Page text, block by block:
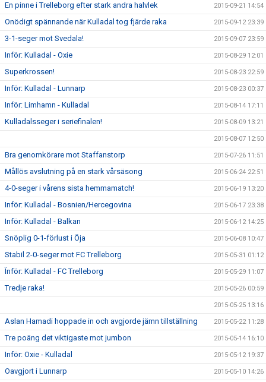
En pinne i Trelleborg efter stark andra halvlek 2015-09-21 14:54
Onödigt spännande när Kulladal tog fjärde raka 2015-09-12 23:39
3-1-seger mot Svedala! 2015-09-07 23:59
Inför: Kulladal - Oxie 2015-08-29 12:01
Superkrossen! 2015-08-23 22:59
Inför: Kulladal - Lunnarp 2015-08-23 00:37
Inför: Limhamn - Kulladal 2015-08-14 17:11
Kulladalsseger i seriefinalen! 2015-08-09 13:21
2015-08-07 12:50
Bra genomkörare mot Staffanstorp 2015-07-26 11:51
Mållös avslutning på en stark vårsäsong 2015-06-24 22:51
4-0-seger i vårens sista hemmamatch! 2015-06-19 13:20
Inför: Kulladal - Bosnien/Hercegovina 2015-06-17 23:38
Inför: Kulladal - Balkan 2015-06-12 14:25
Snöplig 0-1-förlust i Öja 2015-06-08 10:47
Stabil 2-0-seger mot FC Trelleborg 2015-05-31 01:12
Ïnför: Kulladal - FC Trelleborg 2015-05-29 11:07
Tredje raka! 2015-05-26 00:59
2015-05-25 13:16
Aslan Hamadi hoppade in och avgjorde jämn tillställning 2015-05-22 11:28
Tre poäng det viktigaste mot jumbon 2015-05-14 16:10
Inför: Oxie - Kulladal 2015-05-12 19:37
Oavgjort i Lunnarp 2015-05-10 14:26